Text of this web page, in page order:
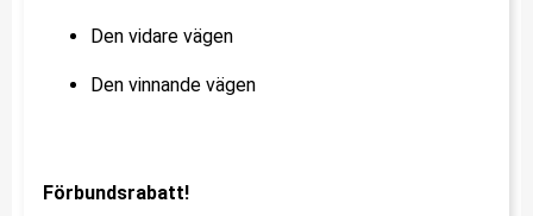
Den vidare vägen
Den vinnande vägen
Förbundsrabatt!